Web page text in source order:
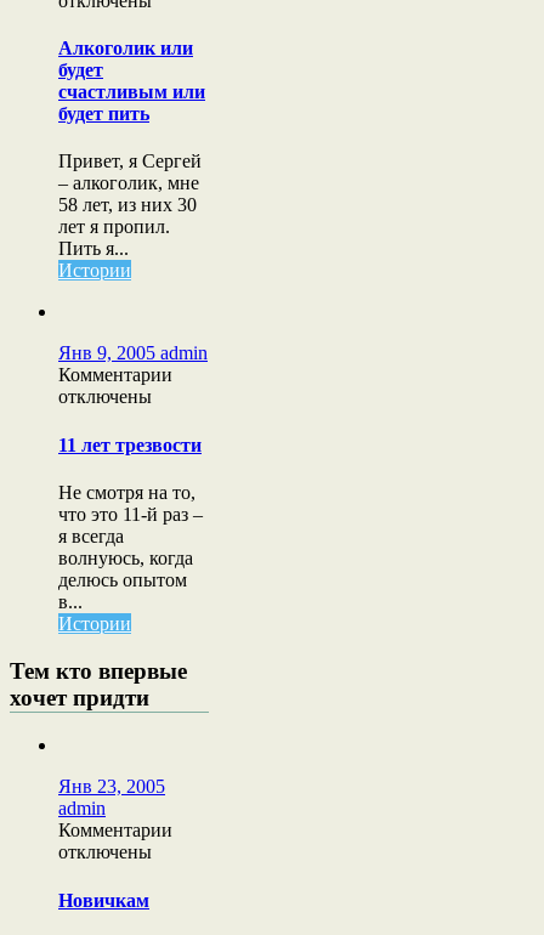
или
счастливым
пить
Алкоголик или
будет
счастливым или
будет пить
Привет, я Сергей
– алкоголик, мне
58 лет, из них 30
лет я пропил.
Пить я...
Истории
Янв 9, 2005 admin
Комментарии
лет
трезвости
отключены
11 лет трезвости
Не смотря на то,
что это 11-й раз –
я всегда
волнуюсь, когда
делюсь опытом
в...
Истории
Тем кто впервые
хочет придти
Янв 23, 2005
admin
Комментарии
отключены
Новичкам